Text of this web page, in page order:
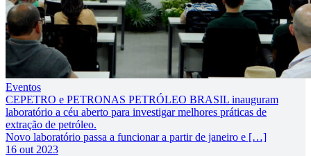
Eventos
CEPETRO e PETRONAS PETRÓLEO BRASIL inauguram
laboratório a céu aberto para investigar melhores práticas de
extração de petróleo.
Novo laboratório passa a funcionar a partir de janeiro e […]
16 out 2023